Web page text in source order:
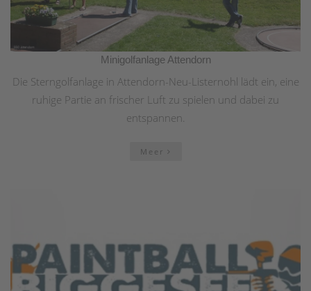
Minigolfanlage Attendorn
Die Sterngolfanlage in Attendorn-Neu-Listernohl lädt ein, eine
ruhige Partie an frischer Luft zu spielen und dabei zu
entspannen.
Meer